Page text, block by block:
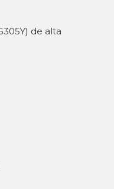
de alta